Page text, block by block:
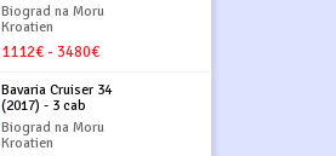
Biograd na Moru
Kroatien
1112€ - 3480€
Bavaria Cruiser 34
(2017) - 3 cab
Biograd na Moru
Kroatien